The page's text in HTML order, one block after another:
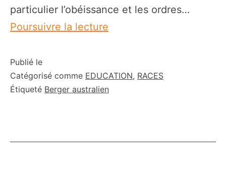
particulier l’obéissance et les ordres…
Poursuivre la lecture
Berger
australien
adulte)?
Publié le
Catégorisé comme EDUCATION, RACES
Étiqueté Berger australien